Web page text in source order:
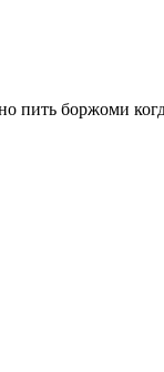
пить боржоми